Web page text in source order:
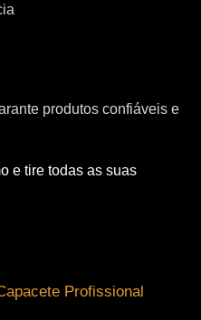
produtos confiáveis e
e tire todas as suas
Profissional